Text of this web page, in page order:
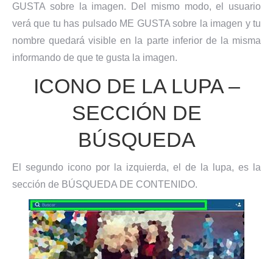
GUSTA sobre la imagen. Del mismo modo, el usuario
verá que tu has pulsado ME GUSTA sobre la imagen y tu
nombre quedará visible en la parte inferior de la misma
informando de que te gusta la imagen.
ICONO DE LA LUPA –
SECCIÓN DE
BÚSQUEDA
El segundo icono por la izquierda, el de la lupa, es la
sección de BÚSQUEDA DE CONTENIDO.